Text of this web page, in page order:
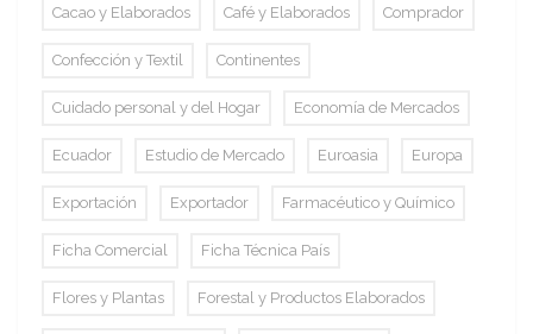
Cacao y Elaborados Café y Elaborados Comprador
Confección y Textil Continentes
Cuidado personal y del Hogar Economía de Mercados
Ecuador Estudio de Mercado Euroasia Europa
Exportación Exportador Farmacéutico y Químico
Ficha Comercial Ficha Técnica País
Flores y Plantas Forestal y Productos Elaborados